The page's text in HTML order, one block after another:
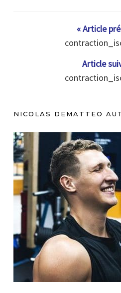
« Article
Article
NICOLAS DEMATTEO